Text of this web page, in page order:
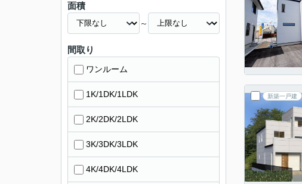
新築一戸建
面積
～
間取り
ワンルーム
1K/1DK/1LDK
2K/2DK/2LDK
3K/3DK/3LDK
4K/4DK/4LDK